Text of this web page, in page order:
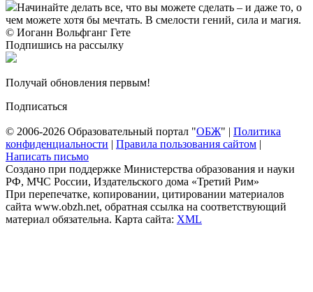
Начинайте делать все, что вы можете сделать – и даже то, о
чем можете хотя бы мечтать. В смелости гений, сила и магия.
© Иоганн Вольфганг Гете
Подпишись на рассылку
Получай обновления первым!
Подписаться
© 2006-2026 Образовательный портал "ОБЖ" | Политика
конфиденциальности | Правила пользования сайтом |
Написать письмо
Создано при поддержке Министерства образования и науки
РФ, МЧС России, Издательского дома «Третий Рим»
При перепечатке, копировании, цитировании материалов
сайта www.obzh.net, обратная ссылка на соответствующий
материал обязательна. Карта сайта: XML